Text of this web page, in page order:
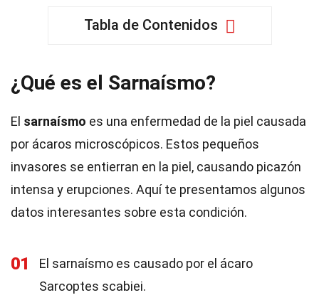
Tabla de Contenidos
¿Qué es el Sarnaísmo?
El sarnaísmo es una enfermedad de la piel causada
por ácaros microscópicos. Estos pequeños
invasores se entierran en la piel, causando picazón
intensa y erupciones. Aquí te presentamos algunos
datos interesantes sobre esta condición.
01
El sarnaísmo es causado por el ácaro
Sarcoptes scabiei.